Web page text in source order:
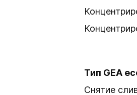
Тип GEA
Снятие